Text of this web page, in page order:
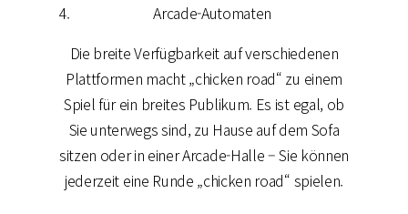
Arcade-Automaten
Die breite Verfügbarkeit auf verschiedenen
Plattformen macht „chicken road“ zu einem
Spiel für ein breites Publikum. Es ist egal, ob
Sie unterwegs sind, zu Hause auf dem Sofa
sitzen oder in einer Arcade-Halle – Sie können
jederzeit eine Runde „chicken road“ spielen.